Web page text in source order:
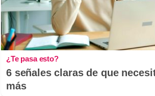
¿Te pasa esto?
6 señales claras de que
más